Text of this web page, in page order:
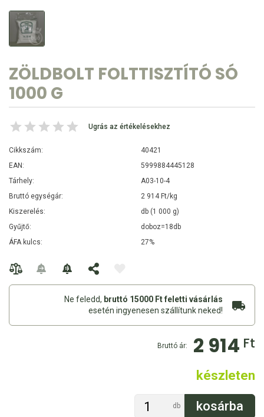
ZÖLDBOLT FOLTTISZTÍTÓ SÓ
1000 G
Ugrás az értékelésekhez
Cikkszám:
40421
EAN:
5999884445128
Tárhely:
A03-10-4
Bruttó egységár:
2 914 Ft/kg
Kiszerelés:
db (1 000 g)
Gyűjtő:
doboz=18db
ÁFA kulcs:
27%
Ne feledd, bruttó 15000 Ft feletti vásárlás
esetén ingyenesen szállítunk neked!
Bruttó ár: 2 914 Ft
készleten
db